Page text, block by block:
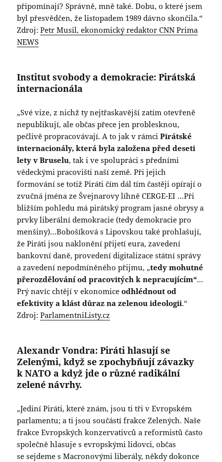
připomínají? Správně, mně také. Dobu, o které jsem
byl přesvědčen, že listopadem 1989 dávno skončila.“
Zdroj:Petr Musil, ekonomický redaktor CNN Prima
NEWS
Institut svobody a demokracie: Pirátská
internacionála
„Své vize, z nichž ty nejtřaskavější zatím otevřeně
nepublikují, ale občas přece jen problesknou,
pečlivě propracovávají. A to jak v rámciPirátské
internacionály, která byla založena před deseti
lety v Bruselu, tak i ve spolupráci s předními
vědeckými pracovišti naší země. Při jejich
formování se totiž Piráti čím dál tím častěji opírají o
zvučná jména ze Švejnarovy líhně CERGE-EI …Při
bližším pohledu má pirátský program jasné obrysy a
prvky liberální demokracie (tedy demokracie pro
menšiny)…Bobošíková s Lipovskou také prohlašují,
že Piráti jsou naklonění přijetí eura, zavedení
bankovní daně, provedení digitalizace státní správy
a zavedení nepodmíněného přijmu, „tedy mohutné
přerozdělování od pracovitých k nepracujícím“…
Prý navíc chtějí v ekonomiceodhlédnout od
efektivity a klást důraz na zelenou ideologii.“
Zdroj:ParlamentniListy.cz
Alexandr Vondra: Piráti hlasují se
Zelenými, když se zpochybňují závazky
k NATO a když jde o různé radikální
zelené návrhy.
„Jediní Piráti, které znám, jsou ti tři v Evropském
parlamentu; a ti jsou součástí frakce Zelených. Naše
frakce Evropských konzervativců a reformistů často
společně hlasuje s evropskými lidovci, občas
se sejdeme s Macronovými liberály, někdy dokonce